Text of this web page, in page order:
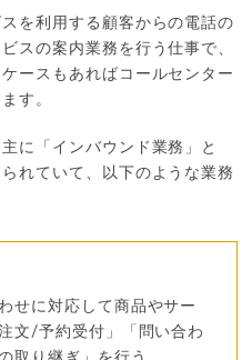
を利用する顧客からの電話の
スの案内業務を行う仕事で、
ースもあればコールセンター
す。
に「インバウンド業務」と
れていて、以下のような業務
せに対応して商品やサー
文/予約受付」「問い合わ